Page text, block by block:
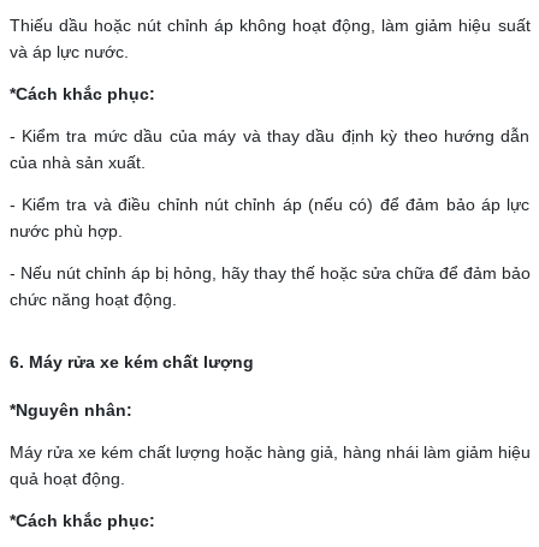
Thiếu dầu hoặc nút chỉnh áp không hoạt động, làm giảm hiệu suất
và áp lực nước.
*Cách khắc phục:
- Kiểm tra mức dầu của máy và thay dầu định kỳ theo hướng dẫn
của nhà sản xuất.
- Kiểm tra và điều chỉnh nút chỉnh áp (nếu có) để đảm bảo áp lực
nước phù hợp.
- Nếu nút chỉnh áp bị hỏng, hãy thay thế hoặc sửa chữa để đảm bảo
chức năng hoạt động.
6. Máy rửa xe kém chất lượng
*Nguyên nhân:
Máy rửa xe kém chất lượng hoặc hàng giả, hàng nhái làm giảm hiệu
quả hoạt động.
*Cách khắc phục: